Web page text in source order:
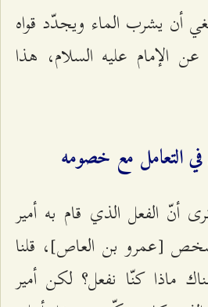
أن يشرب الماء ويجدّد قواه
الإمام عليه السلام، هذا
في التعامل مع خصومه
أنّ الفعل الذي قام به أمير
[عمرو بن العاص]، قلنا
ماذا كنّا نفعل؟ لكن أمير